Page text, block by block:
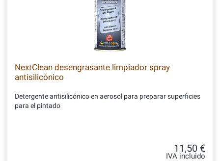
NextClean desengrasante limpiador spray
antisilicónico
Detergente antisilicónico en aerosol para preparar superficies
para el pintado
11,50 €
IVA incluido